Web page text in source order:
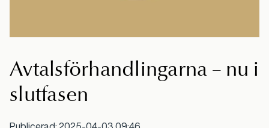
Avtalsförhandlingarna – nu i
slutfasen